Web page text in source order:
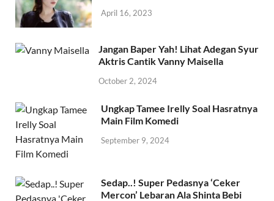
April 16, 2023
Jangan Baper Yah! Lihat Adegan Syur
Aktris Cantik Vanny Maisella
October 2, 2024
Ungkap Tamee Irelly Soal Hasratnya
Main Film Komedi
September 9, 2024
Sedap..! Super Pedasnya ‘Ceker
Mercon’ Lebaran Ala Shinta Bebi